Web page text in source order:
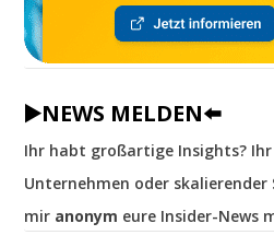
▶️NEWS MELDEN⬅️
Ihr habt großartige Insights?
Unternehmen oder
mir anonym eure Insider-News